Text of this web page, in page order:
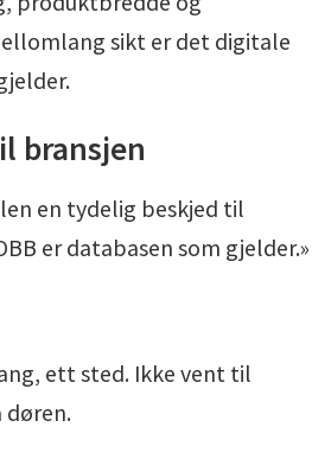
sikt er det digitale
bransjen
en tydelig beskjed til
er databasen som gjelder.»
ett sted. Ikke vent til
døren.